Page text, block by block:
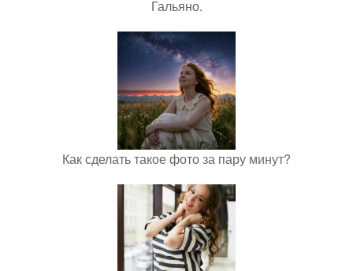
Гальяно.
Как сделать такое фото за пару минут?